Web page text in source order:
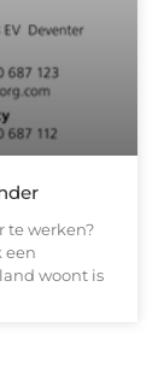
te werken?
een
woont is